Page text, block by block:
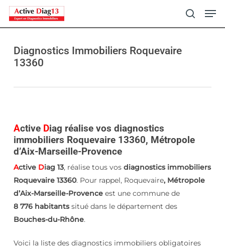
Skip
contentDiagnostics Immobiliers Roquevaire
13360
Active Diag réalise vos diagnostics
immobiliers Roquevaire 13360, Métropole
d’Aix-Marseille-Provence
Active Diag 13, réalise tous vos diagnostics immobiliers
Roquevaire 13360. Pour rappel, Roquevaire, Métropole
d’Aix-Marseille-Provenceest une commune de
8 776 habitantssitué dans le département des
Bouches-du-Rhône.
Voici la liste des diagnostics immobiliers obligatoires